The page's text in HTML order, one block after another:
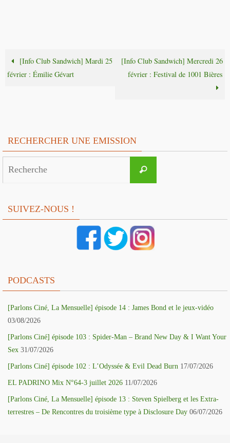
[Info Club Sandwich] Mardi 25
février : Émilie Gévart
[Info Club Sandwich] Mercredi 26
février : Festival de 1001 Bières
RECHERCHER UNE EMISSION
Recherche
SUIVEZ-NOUS !
PODCASTS
[Parlons Ciné, La Mensuelle] épisode 14 : James Bond et le jeux-vidéo
03/08/2026
[Parlons Ciné] épisode 103 : Spider-Man – Brand New Day & I Want Your
Sex 31/07/2026
[Parlons Ciné] épisode 102 : L’Odyssée & Evil Dead Burn 17/07/2026
EL PADRINO Mix N°64-3 juillet 2026 11/07/2026
[Parlons Ciné, La Mensuelle] épisode 13 : Steven Spielberg et les Extra-
terrestres – De Rencontres du troisième type à Disclosure Day 06/07/2026